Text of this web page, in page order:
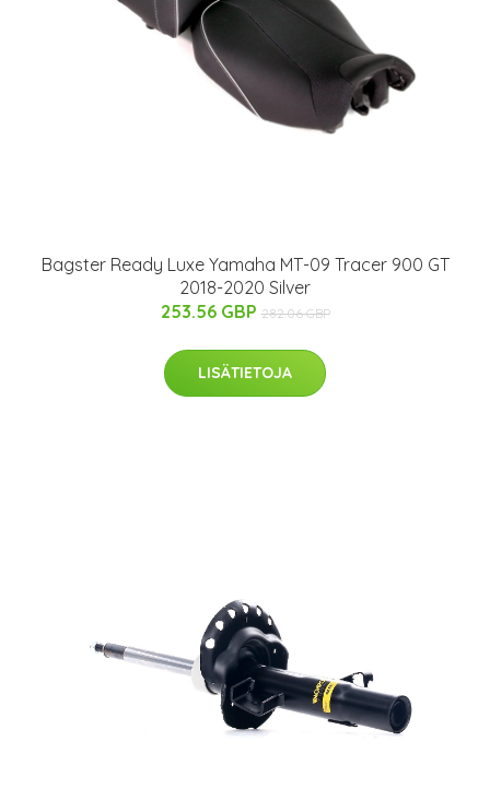
Bagster Ready Luxe Yamaha MT-09 Tracer 900 GT
2018-2020 Silver
253.56 GBP 282.06 GBP
LISÄTIETOJA